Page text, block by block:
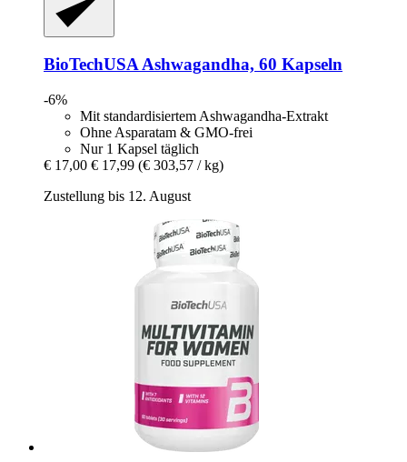
BioTechUSA Ashwagandha, 60 Kapseln
-6%
Mit standardisiertem Ashwagandha-Extrakt
Ohne Asparatam & GMO-frei
Nur 1 Kapsel täglich
€ 17,00 € 17,99 (€ 303,57 / kg)
Zustellung bis 12. August